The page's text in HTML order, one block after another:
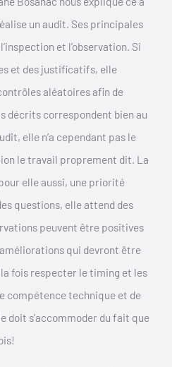
un audit. Ses principales
et l’observation. Si
et des justificatifs, elle
aléatoires afin de
décrits correspondent bien au
elle n’a cependant pas le
le travail proprement dit. La
elle aussi, une priorité
questions, elle attend des
peuvent être positives
qui devront être
fois respecter le timing et les
compétence technique et de
doit s’accommoder du fait que